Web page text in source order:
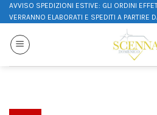
AVVISO SPEDIZIONI ESTIVE: GLI ORDINI
VERRANNO ELABORATI E SPEDITI A PARTIRE